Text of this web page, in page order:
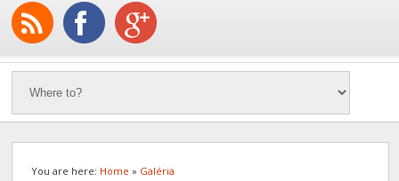
You are here: Home » Galéria